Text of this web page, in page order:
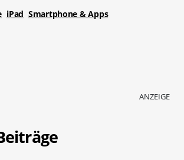
iPad Smartphone & Apps
ANZEIGE